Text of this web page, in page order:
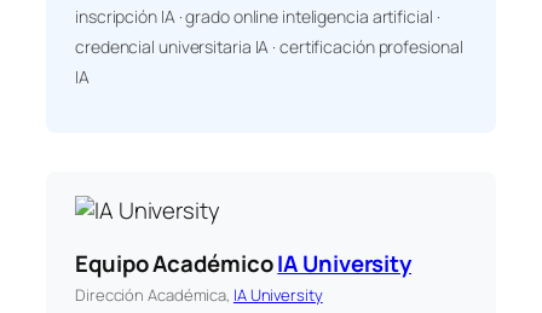
inscripción IA · grado online inteligencia artificial ·
credencial universitaria IA · certificación profesional
IA
Equipo AcadémicoIA University
Dirección Académica, IA University